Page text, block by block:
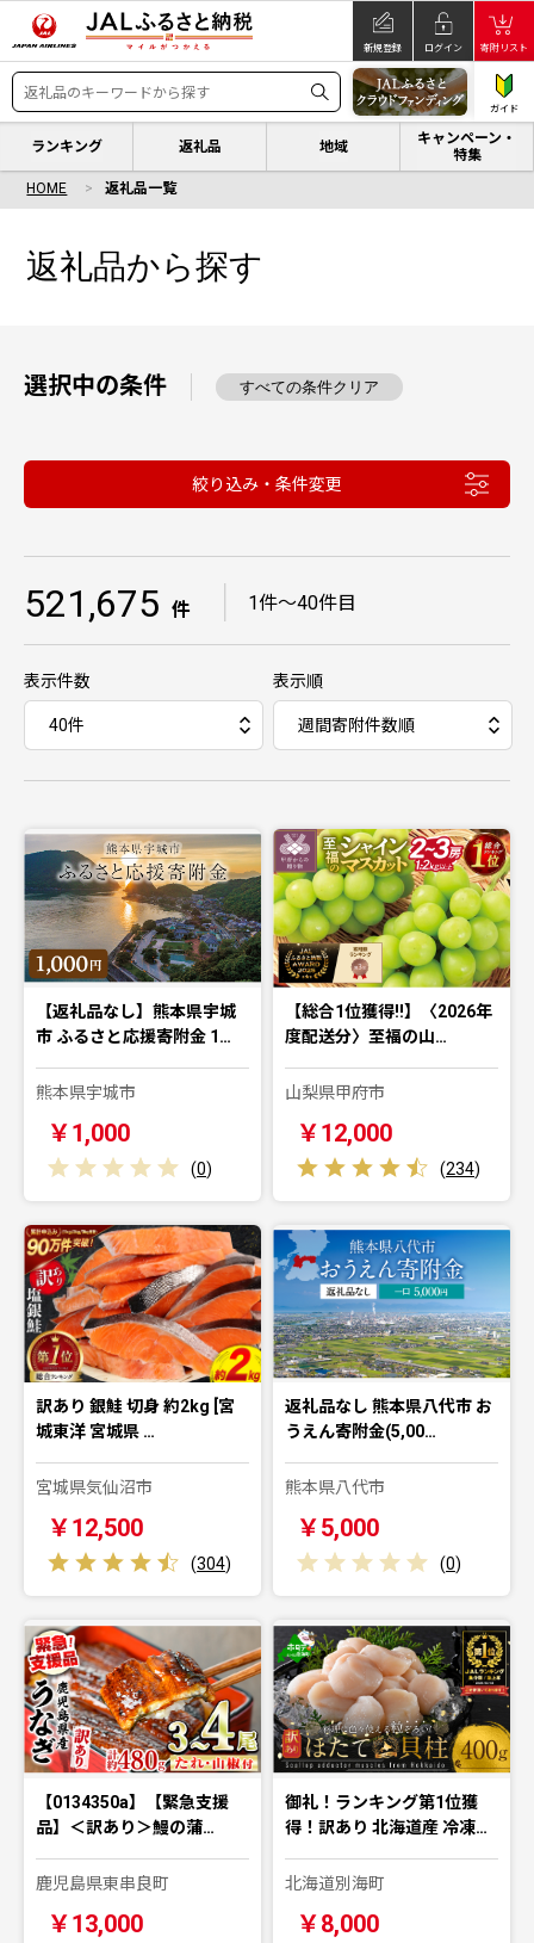
新規登録 ログイン 寄附リスト
ガイド
ランキング 返礼品 地域
キャンペーン・
特集
HOME 返礼品一覧
返礼品から探す
選択中の条件 すべての条件クリア
絞り込み・条件変更
521,675 件 1件〜40件目
表示件数 表示順
【返礼品なし】熊本県宇城
市 ふるさと応援寄附金 1…
熊本県宇城市
￥1,000
(0)
【総合1位獲得!!】〈2026年
度配送分〉至福の山…
山梨県甲府市
￥12,000
(234)
訳あり 銀鮭 切身 約2kg [宮
城東洋 宮城県 …
宮城県気仙沼市
￥12,500
(304)
返礼品なし 熊本県八代市 お
うえん寄附金(5,00…
熊本県八代市
￥5,000
(0)
【0134350a】【緊急支援
品】＜訳あり＞鰻の蒲…
鹿児島県東串良町
￥13,000
御礼！ランキング第1位獲
得！訳あり 北海道産 冷凍…
北海道別海町
￥8,000